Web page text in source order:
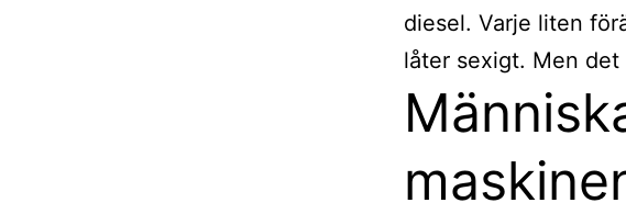
diesel. Varje liten
låter sexigt. Men det